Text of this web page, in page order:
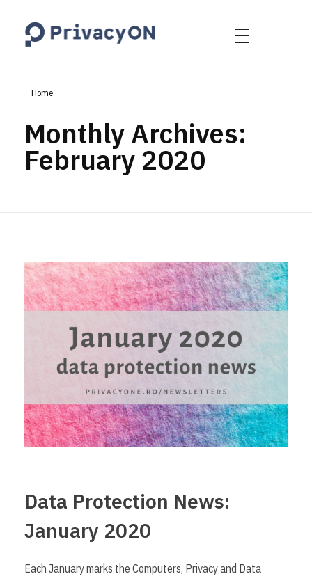
Home
Monthly Archives:
February 2020
Data Protection News:
January 2020
Each January marks the Computers, Privacy and Data